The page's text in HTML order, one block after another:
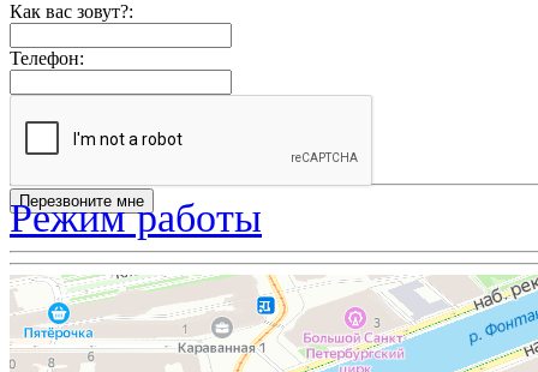
Как вас зовут?:
Телефон:
Режим работы